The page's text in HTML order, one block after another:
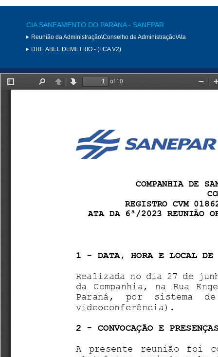
CIA SANEAMENTO DO PARANA - SANEPAR
Reunião da Administração\Conselho de Administração\Ata
DRI: ABEL DEMETRIO - (FCA V2)